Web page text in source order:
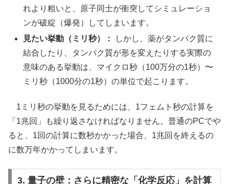
れより粗いと、原子同士が衝突してシミュレーショ
ンが破綻（爆発）してしまいます。
見たい挙動（ミリ秒）：
しかし、薬がタンパク質に
結合したり、タンパク質が形を変えたりする実際の
意味のある挙動は、マイクロ秒（100万分の1秒）〜
ミリ秒（1000分の1秒）の単位で起こります。
1ミリ秒の挙動を見るためには、1フェムト秒の計算を
「1兆回」も繰り返さなければなりません。普通のPCでや
ると、1回の計算に数秒かかった場合、1兆回を終えるの
に数万年かかってしまいます。
3. 量子の壁：さらに精密な「化学反応」を計算